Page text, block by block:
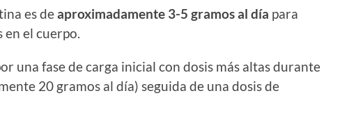
es deaproximadamente 3-5 gramos al día para
el cuerpo.
una fase de carga inicial con dosis más altas durante
20 gramos al día) seguida de una dosis de